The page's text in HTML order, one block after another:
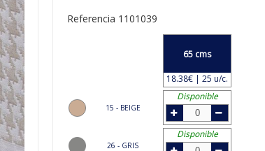
Referencia 1101039
15 - BEIGE
26 - GRIS
65 cms
18.38€ | 25 u/c.
Disponible
Disponible